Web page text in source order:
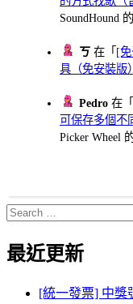
SoundHound
ㄎ 在「 [
具（免安裝版）
Pedro 在「
可保存多個不
Picker Wheel
Search
for:
最近更新
[統一發票] 中獎